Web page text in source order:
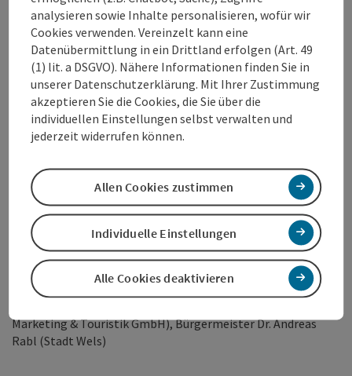
auf Ihr Heimkonzert und überzeugte mit eigenem Jazz aus
dem Great European Songbook. Die drei Abenteurer von
COBARIO brachten Musikrichtungen der ganzen Welt ins
Welser Stadttheater. Zum würdigen Finale lud die mehrfach
ausgezeichnete „A capella – Boyband“ Gesangskapelle
Hermann ein und den letzten Act spielte in einem großen
dramatischen Bogen mit „Cinema Scenes“ das Paier - Valcic –
Quartett.
Fotorechte:
Wels Marketing & Touristik GmbH (Foto EÖ & Foto
Gewürztraminer)
Kleinod Musikfestival (Foto Gesangkapelle Hermann)
Foto v.l.n.r
.: Wirtschaftsstadtrat Peter Lehner (Stadt Wels),
Hansjörg Wanik (Kulturimpulse WS OG), Horst Sonntagbauer
Marketing & Touristik GmbH), Bürgermeister Dr. Andreas
Rabl (Stadt Wels)
analysieren sowie Inhalte personalisieren, wofür wir
Cookies verwenden. Vereinzelt kann eine
Datenübermittlung in ein Drittland erfolgen (Art. 49
(1) lit. a DSGVO). Nähere Informationen finden Sie in
unserer Datenschutzerklärung. Mit Ihrer Zustimmung
akzeptieren Sie die Cookies, die Sie über die
individuellen Einstellungen selbst verwalten und
jederzeit widerrufen können.
Alle Cookies deaktivieren
Individuelle Einstellungen
Allen Cookies zustimmen